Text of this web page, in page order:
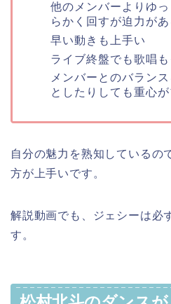
他のメンバーよりゆ
らかく回すが迫力があ
早い動きも上手い
ライブ終盤でも歌唱
メンバーとのバラン
としたりしても重心
自分の魅力を熟知しているの
方が上手いです。
解説動画でも、ジェシーは必
す。